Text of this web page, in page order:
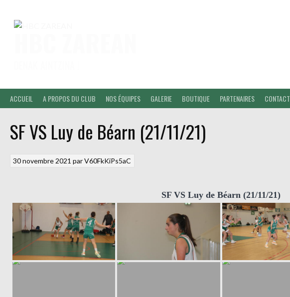
contenu
ACCUEIL A PROPOS DU CLUB NOS ÉQUIPES GALERIE BOUTIQUE PARTENAIRES CONTACT
SF VS Luy de Béarn (21/11/21)
30 novembre 2021 parV60FkKiPs5aC
SF VS Luy de Béarn (21/11/21)